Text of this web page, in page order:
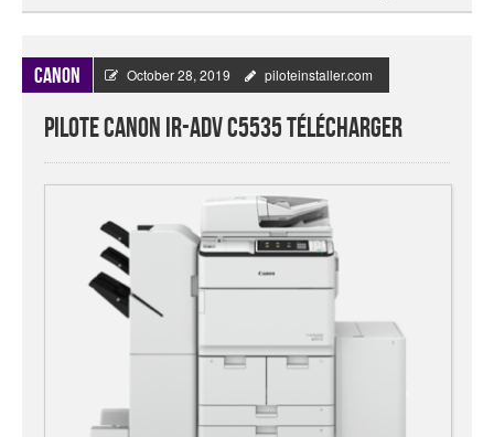
Canon October 28, 2019 piloteinstaller.com
Pilote Canon IR-ADV C5535 Télécharger